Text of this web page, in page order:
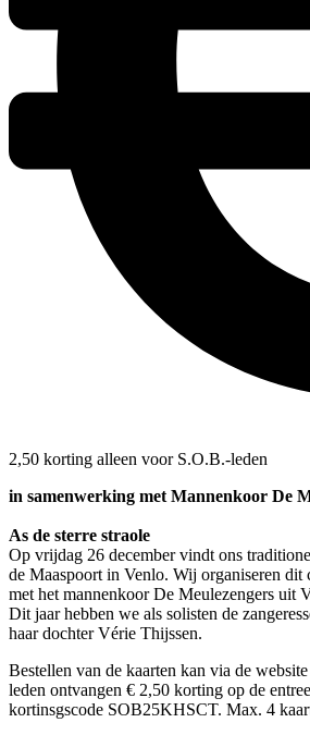
2,50 korting alleen voor S.O.B.-leden
in samenwerking met Mannenkoor De
As de sterre straole
Op vrijdag 26 december vindt ons
de Maaspoort in Venlo. Wij organiseren dit
met het mannenkoor De Meulezengers uit
Dit jaar hebben we als solisten de
haar dochter Vérie Thijssen.
Bestellen van de kaarten kan via de
leden ontvangen € 2,50 korting op de
kortinsgscode SOB25KHSCT. Max. 4